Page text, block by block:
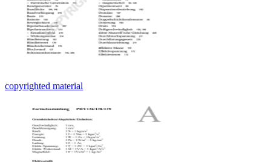
copyrighted material